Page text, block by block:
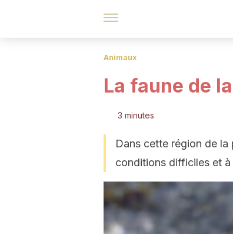
Animaux
La faune de
3 minutes
Dans cette région de
conditions difficiles et à